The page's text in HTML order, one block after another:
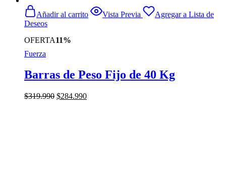
OFERTA11%
Añadir al carrito Vista Previa
Agregar a Lista de
Deseos
Fuerza
Barras de Peso Fijo de 40 Kg
$319.990 El
$284.990El